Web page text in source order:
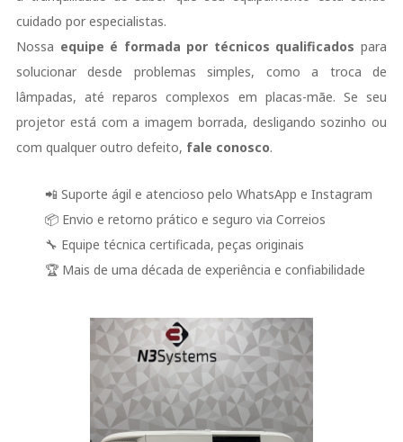
cuidado por especialistas.
Nossa equipe é formada por técnicos qualificados para
solucionar desde problemas simples, como a troca de
lâmpadas, até reparos complexos em placas-mãe. Se seu
projetor está com a imagem borrada, desligando sozinho ou
com qualquer outro defeito, fale conosco.
📲 Suporte ágil e atencioso pelo WhatsApp e Instagram
📦 Envio e retorno prático e seguro via Correios
🔧 Equipe técnica certificada, peças originais
🏆 Mais de uma década de experiência e confiabilidade